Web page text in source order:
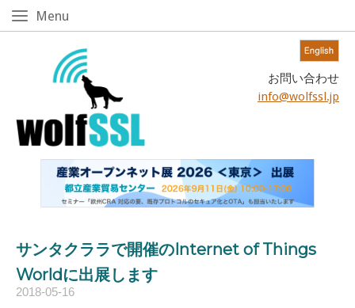
Skip
お問い合わせ
info@wolfssl.jp
Menu
サンタクララで開催のInternet of Things
Worldに出展します
2018-05-16